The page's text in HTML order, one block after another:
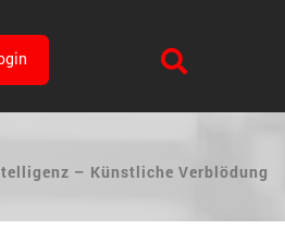
– Künstliche Verblödung